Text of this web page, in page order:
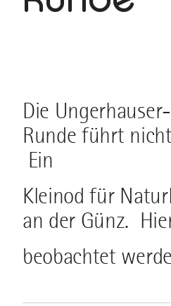
Die
Runde führt
Ein
Kleinod für
an der Günz.
beobachtet